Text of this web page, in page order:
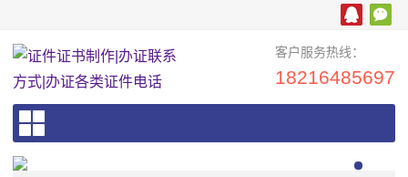
客户服务热线：
18216485697